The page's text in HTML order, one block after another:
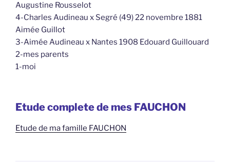
Augustine Rousselot
4-Charles Audineau x Segré (49) 22 novembre 1881
Aimée Guillot
3-Aimée Audineau x Nantes 1908 Edouard Guillouard
2-mes parents
1-moi
Etude complete de mes FAUCHON
Etude de ma famille FAUCHON